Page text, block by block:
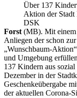
Über 137
Aktion der Stadt
DSK
Forst (MB). Mit einem
Anliegen der schon
„Wunschbaum-
und Umgebung
137 Kindern aus
Dezember in der
Geschenkeübergabe
der aktuellen Corona-